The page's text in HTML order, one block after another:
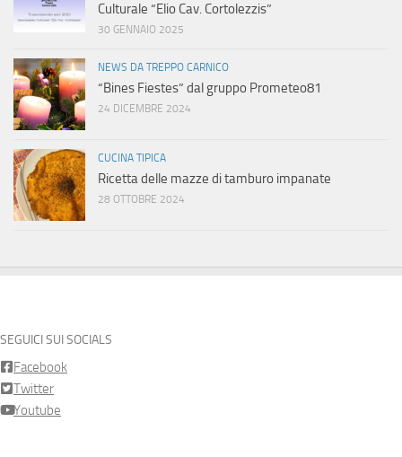
Culturale “Elio Cav. Cortolezzis”
30 GENNAIO 2025
NEWS DA TREPPO CARNICO
“Bines Fiestes” dal gruppo Prometeo81
24 DICEMBRE 2024
CUCINA TIPICA
Ricetta delle mazze di tamburo impanate
28 OTTOBRE 2024
SEGUICI SUI SOCIALS
Facebook
Twitter
Youtube